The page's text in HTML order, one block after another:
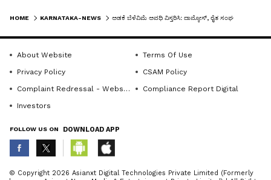
ಕೇಂದ್ರ ಹಾಗೂ ರಾಜ್ಯ ಸರ್ಕಾರದಿಂದ ಬೆಳೆವಿಮೆ ಯೋಜನೆ
ದಿನಗಳಲ್ಲಿ ಅಡಕೆ ಧಾರಣೆ ಕುಸಿತವಾಗುತ್ತಿದ್ದು, ಪ್ರತಿ ಕ್ವಿಂಟಲ್‌ಗೆ
₹60- ₹62 ಸಾವಿರ ಇದ್ದ ದರ ಈಗ ₹50-₹52 ಸಾವಿರಕ್ಕೆ ಬಂದು
ನಿಂತಿದೆ. ರಾಸಾಯನಿಕ ಮಿಶ್ರಿತ ಮತ್ತು ಗುಣಮಟ್ಟವಿಲ್ಲದ
ಅಡಕೆಯನ್ನು ಫುಡ್ ಅಂಡ್ ಡ್ರಗ್ಸ್ ಅಡ್ಮಿನಿಸ್ಟ್ರೇಷನ್
ಸ್ಥಗಿತಗೊಳ್ಳುವ ಪರಿಸ್ಥಿತಿ ನಿರ್ಮಾಣವಾಗಿದೆ ಎಂದು ಆತಂಕ
ವ್ಯಕ್ತಪಡಿಸಿದರು.
ABOUT THE AUTHOR
HOME KARNATAKA-NEWS ಅಡಕೆ ಬೆಳೆವಿಮೆ ಅವಧಿ ವಿಸ್ತರಿಸಿ: ದಾಮ್ಕೋಸ್‌, ರೈತ ಸಂಘ
About Website
Terms Of Use
Privacy Policy
CSAM Policy
Complaint Redressal - Website
Compliance Report Digital
Investors
FOLLOW US ON DOWNLOAD APP
© Copyright 2026 Asianxt Digital Technologies Private Limited (Formerly